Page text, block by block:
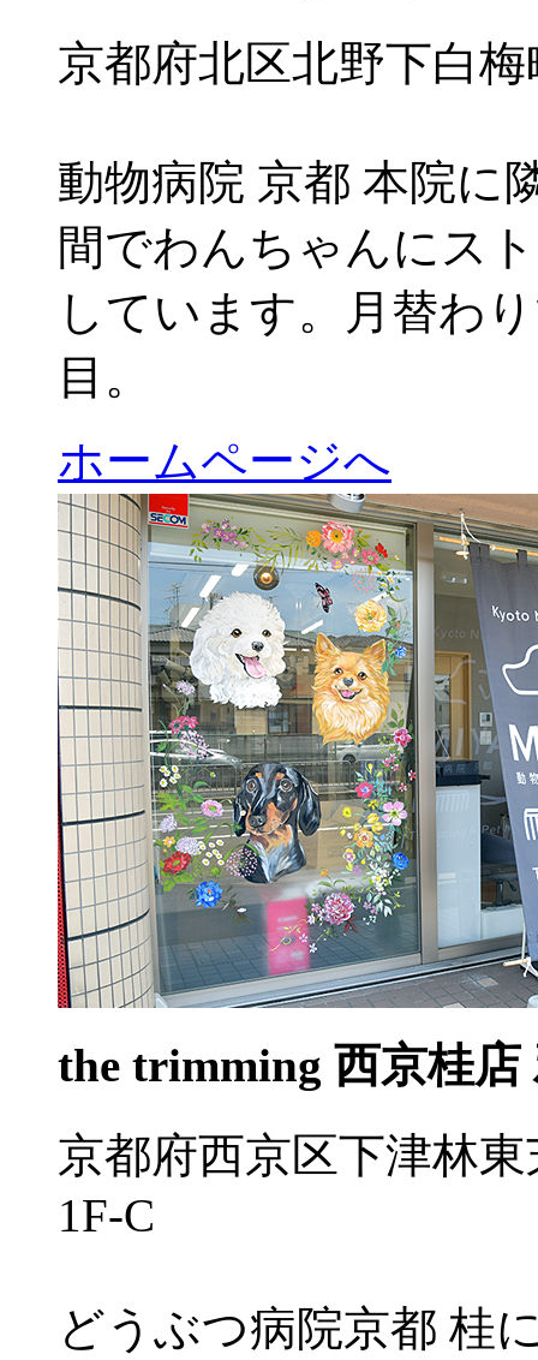
京都府北区北野下白
動物病院 京都 本院に
間でわんちゃんにス
しています。月替わ
目。
ホームページへ
the trimming 西京桂店
京都府西京区下津林
1F-C
どうぶつ病院京都 桂